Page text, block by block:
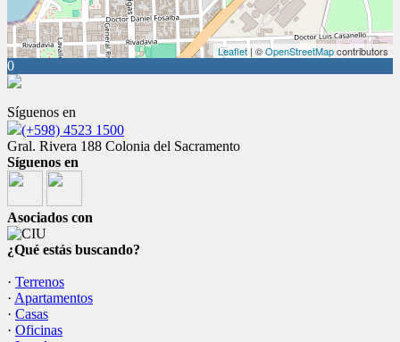
Leaflet | ©OpenStreetMapcontributors
0
Síguenos en
(+598) 4523 1500
Gral. Rivera 188 Colonia del Sacramento
Síguenos en
Asociados con
¿Qué estás buscando?
· Terrenos
· Apartamentos
· Casas
· Oficinas